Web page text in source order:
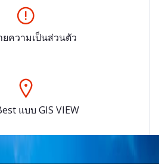
ยความเป็นส่วนตัว
แบบ GIS VIEW